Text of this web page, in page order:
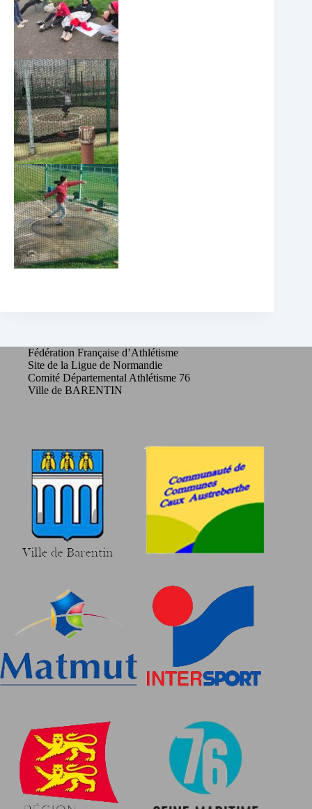
Fédération Française d’Athlétisme
Site de la Ligue de Normandie
Comité Départemental Athlétisme 76
Ville de BARENTIN